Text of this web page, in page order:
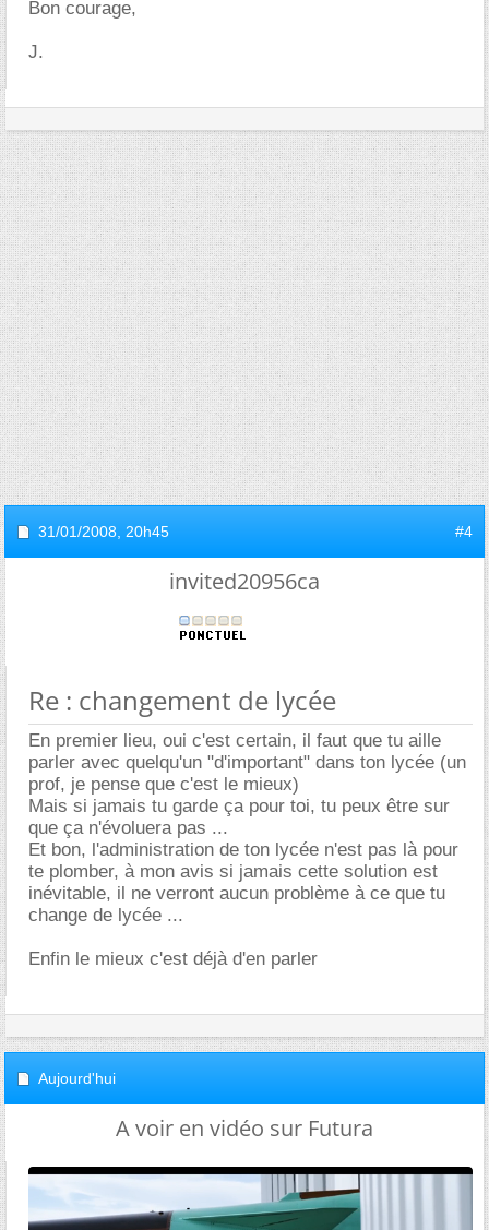
Bon courage,
J.
31/01/2008, 20h45 #4
invited20956ca
Re : changement de lycée
En premier lieu, oui c'est certain, il faut que tu aille
parler avec quelqu'un "d'important" dans ton lycée (un
prof, je pense que c'est le mieux)
Mais si jamais tu garde ça pour toi, tu peux être sur
que ça n'évoluera pas ...
Et bon, l'administration de ton lycée n'est pas là pour
te plomber, à mon avis si jamais cette solution est
inévitable, il ne verront aucun problème à ce que tu
change de lycée ...
Enfin le mieux c'est déjà d'en parler
Aujourd'hui
A voir en vidéo sur Futura